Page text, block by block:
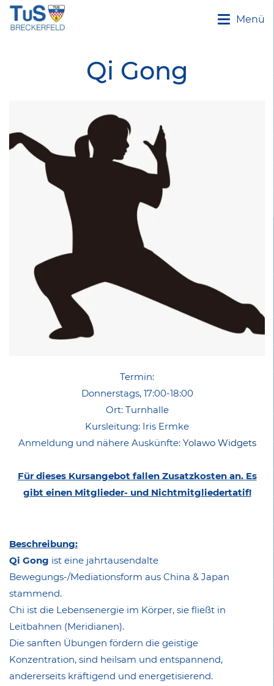
Menü
Qi Gong
Termin:
Donnerstags, 17:00-18:00
Ort: Turnhalle
Kursleitung: Iris Ermke
Anmeldung und nähere Auskünfte: Yolawo Widgets
Für dieses Kursangebot fallen Zusatzkosten an. Es
gibt einen Mitglieder- und Nichtmitgliedertatif!
Beschreibung:
Qi Gong ist eine jahrtausendalte
Bewegungs-/Mediationsform aus China & Japan
stammend.
Chi ist die Lebensenergie im Körper, sie fließt in
Leitbahnen (Meridianen).
Die sanften Übungen fördern die geistige
Konzentration, sind heilsam und entspannend,
andererseits kräftigend und energetisierend.